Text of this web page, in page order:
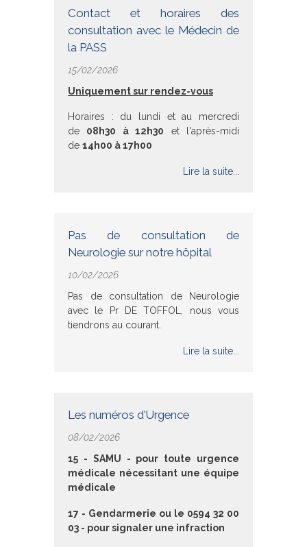
Contact et horaires des
consultation avec le Médecin de
la PASS
15/02/2026
Uniquement sur rendez-vous
Horaires : du lundi et au mercredi
de 08h30 à 12h30 et l'après-midi
de 14h00 à 17h00
Lire la suite...
Pas de consultation de
Neurologie sur notre hôpital
10/02/2026
Pas de consultation de Neurologie
avec le Pr DE TOFFOL, nous vous
tiendrons au courant.
Lire la suite...
Les numéros d'Urgence
08/02/2026
15 - SAMU - pour toute urgence
médicale nécessitant une équipe
médicale
17 - Gendarmerie ou le 0594 32 00
03 - pour signaler une infraction